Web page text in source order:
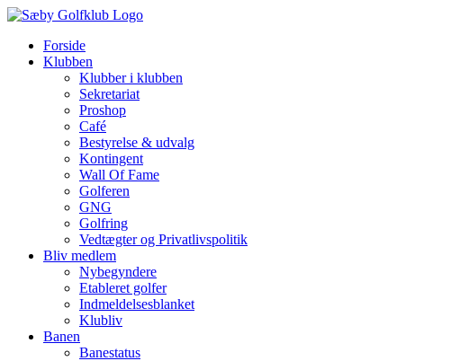
Skip
contentForside
Klubben
Klubber i klubben
Sekretariat
Proshop
Café
Bestyrelse & udvalg
Kontingent
Wall Of Fame
Golferen
GNG
Golfring
Vedtægter og Privatlivspolitik
Bliv medlem
Nybegyndere
Etableret golfer
Indmeldelsesblanket
Klubliv
Banen
Banestatus